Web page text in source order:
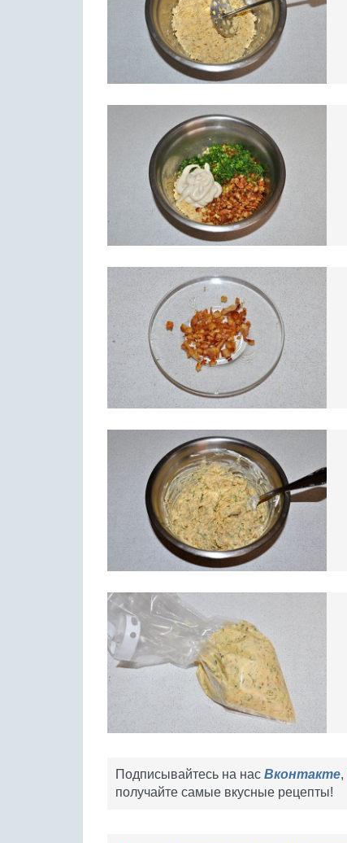
Подписывайтесь на нас Вконтакте,
получайте самые вкусные рецепты!